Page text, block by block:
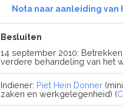
Nota naar aanleiding van
Besluiten
14 september 2010:
verdere behandeling van het
Indiener: Piet Hein Donner
zaken en werkgelegenheid) (